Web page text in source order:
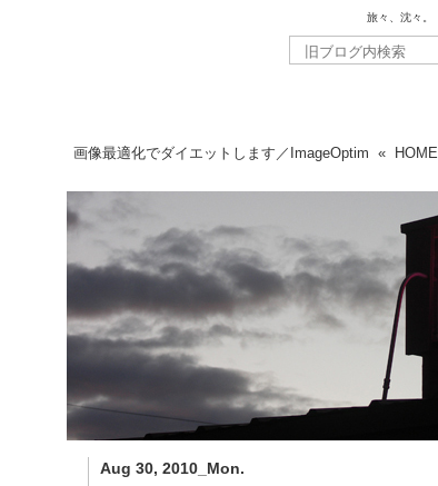
旅々、沈々。
画像最適化でダイエットします／ImageOptim « HOME
Aug 30, 2010_Mon.